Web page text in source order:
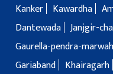
Kanker
Kawardha
Dantewada Janjgir-
Gaurella-pendra-
Gariaband
Khairagarh